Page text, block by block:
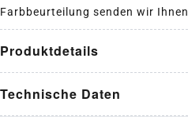
Farbbeurteilung senden wir
Produktdetails
Technische Daten